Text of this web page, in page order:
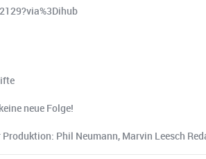
neue Folge!
Phil Neumann, Marvin Leesch